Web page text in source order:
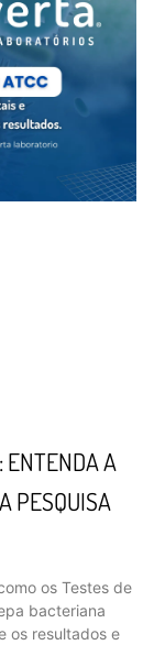
ENTENDA A
PESQUISA
os Testes de
bacteriana
os resultados e